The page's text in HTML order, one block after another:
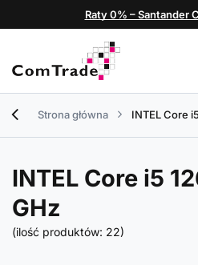
Raty 0% – Santander
Strona główna INTEL Core
INTEL Core i5
GHz
(ilość produktów: 22)